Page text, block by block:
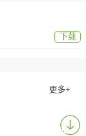
下载
更多+